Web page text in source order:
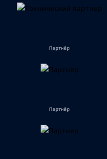
Партнёр
Партнёр